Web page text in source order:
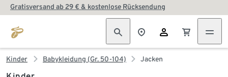
Gratisversand ab 29 € & kostenlose Rücksendung
Kinder Babykleidung (Gr. 50-104) Jacken